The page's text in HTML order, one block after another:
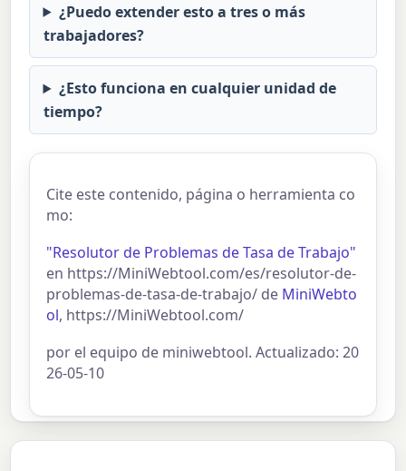
¿Puedo extender esto a tres o más
trabajadores?
¿Esto funciona en cualquier unidad de
tiempo?
Cite este contenido, página o herramienta co
mo:
"Resolutor de Problemas de Tasa de Trabajo"
en https://MiniWebtool.com/es/resolutor-de-
problemas-de-tasa-de-trabajo/ de MiniWebto
ol, https://MiniWebtool.com/
por el equipo de miniwebtool. Actualizado: 20
26-05-10